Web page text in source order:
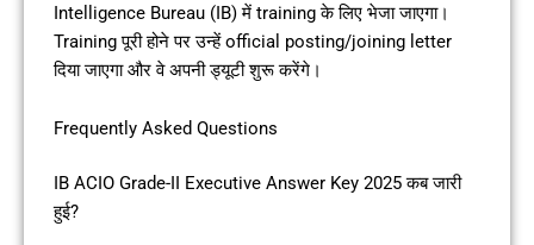
Intelligence Bureau (IB) में training के लिए भेजा जाएगा।
Training पूरी होने पर उन्हें official posting/joining letter
दिया जाएगा और वे अपनी ड्यूटी शुरू करेंगे।
Frequently Asked Questions
IB ACIO Grade-II Executive Answer Key 2025 कब जारी
हुई?